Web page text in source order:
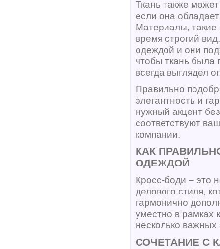
Ткань также
если она
Материалы, такие
время строгий
одеждой и они
чтобы ткань была
всегда выглядел
Правильно
элегантность и
нужный акцент
соответствуют
компании.
КАК
ОДЕЖДОЙ
Кросс-боди – это
делового стиля,
гармонично
уместно в рамках
несколько важных
СОЧЕТАНИЕ С